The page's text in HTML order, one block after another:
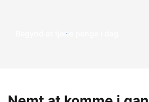
Begynd at tjene penge i dag